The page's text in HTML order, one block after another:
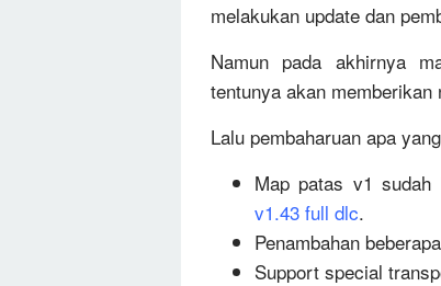
melakukan update dan
Namun pada akhirnya
tentunya akan
Lalu pembaharuan apa
Map patas v1
v1.43 full dlc.
Penambahan
Support special